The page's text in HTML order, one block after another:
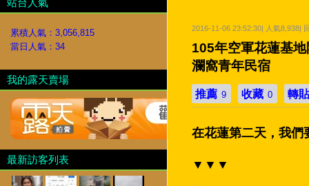
2016-11-06 23:52:30| 人氣8,938|
105年空軍花蓮基
瀾窩青年民宿
推薦 9 收藏 0 轉貼
在花蓮第二天，我們
▼▼▼
站台人氣
累積人氣： 3,056,815
當日人氣： 34
我的露天賣場
最新訪客列表